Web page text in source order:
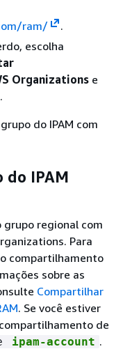
ram/
.
escolha
Organizations e
.
do IPAM com
IPAM
grupo regional com
Para
compartilhamento
sobre as
Compartilhar
. Se você estiver
de
ipam-account .